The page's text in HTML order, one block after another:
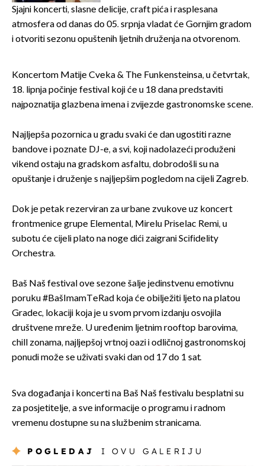
Sjajni koncerti, slasne delicije, craft pića i rasplesana
atmosfera od danas do 05. srpnja vladat će Gornjim gradom
i otvoriti sezonu opuštenih ljetnih druženja na otvorenom.
Koncertom Matije Cveka & The Funkensteinsa, u četvrtak,
18. lipnja počinje festival koji će u 18 dana predstaviti
najpoznatija glazbena imena i zvijezde gastronomske scene.
Najljepša pozornica u gradu svaki će dan ugostiti razne
bandove i poznate DJ-e, a svi, koji nadolazeći produženi
vikend ostaju na gradskom asfaltu, dobrodošli su na
opuštanje i druženje s najljepšim pogledom na cijeli Zagreb.
Dok je petak rezerviran za urbane zvukove uz koncert
frontmenice grupe Elemental, Mirelu Priselac Remi, u
subotu će cijeli plato na noge dići zaigrani Scifidelity
Orchestra.
Baš Naš festival ove sezone šalje jedinstvenu emotivnu
poruku #BašImamTeRad koja će obilježiti ljeto na platou
Gradec, lokaciji koja je u svom prvom izdanju osvojila
društvene mreže. U uređenim ljetnim rooftop barovima,
chill zonama, najljepšoj vrtnoj oazi i odličnoj gastronomskoj
ponudi može se uživati svaki dan od 17 do 1 sat.
Sva događanja i koncerti na Baš Naš festivalu besplatni su
za posjetitelje, a sve informacije o programu i radnom
vremenu dostupne su na službenim stranicama.
POGLEDAJ I OVU GALERIJU